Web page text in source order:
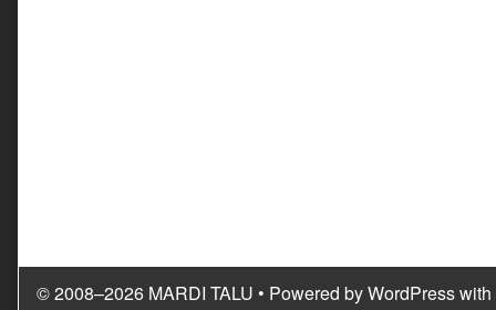
© 2008–2026 MARDI TALU • Powered byWordPresswith